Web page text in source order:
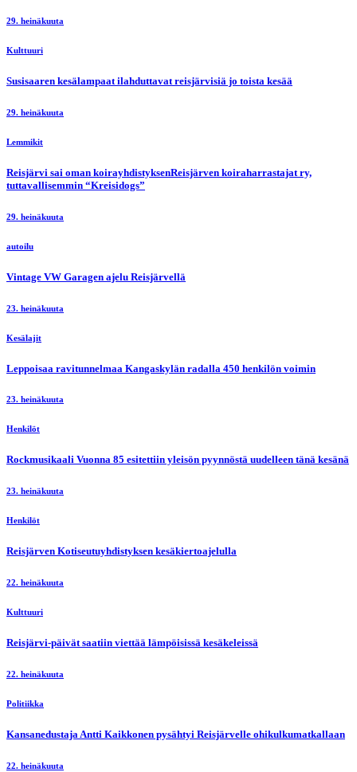
29. heinäkuuta
Kulttuuri
Susisaaren kesälampaat ilahduttavat reisjärvisiä jo toista kesää
29. heinäkuuta
Lemmikit
Reisjärvi sai oman koirayhdistyksenReisjärven koiraharrastajat ry,
tuttavallisemmin “Kreisidogs”
29. heinäkuuta
autoilu
Vintage VW Garagen ajelu Reisjärvellä
23. heinäkuuta
Kesälajit
Leppoisaa ravitunnelmaa Kangaskylän radalla 450 henkilön voimin
23. heinäkuuta
Henkilöt
Rockmusikaali Vuonna 85 esitettiin yleisön pyynnöstä uudelleen tänä kesänä
23. heinäkuuta
Henkilöt
Reisjärven Kotiseutuyhdistyksen kesäkiertoajelulla
22. heinäkuuta
Kulttuuri
Reisjärvi-päivät saatiin viettää lämpöisissä kesäkeleissä
22. heinäkuuta
Politiikka
Kansanedustaja Antti Kaikkonen pysähtyi Reisjärvelle ohikulkumatkallaan
22. heinäkuuta